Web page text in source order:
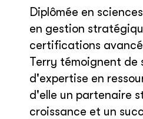
Diplômée en
en gestion
certifications
Terry témoignent de
d'expertise en
d'elle un partenaire
croissance et un